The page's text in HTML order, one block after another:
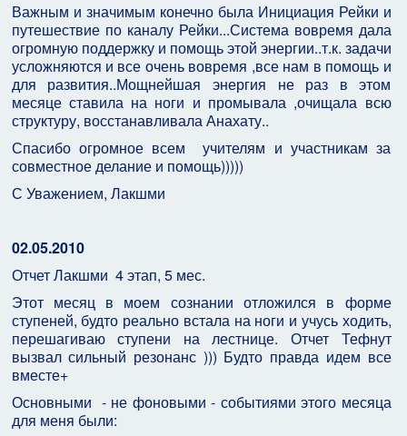
Важным и значимым конечно была Инициация Рейки и
путешествие по каналу Рейки...Система вовремя дала
огромную поддержку и помощь этой энергии..т.к. задачи
усложняются и все очень вовремя ,все нам в помощь и
для развития..Мощнейшая энергия не раз в этом
месяце ставила на ноги и промывала ,очищала всю
структуру, восстанавливала Анахату..
Спасибо огромное всем учителям и участникам за
совместное делание и помощь)))))
С Уважением, Лакшми
02.05.2010
Отчет Лакшми 4 этап, 5 мес.
Этот месяц в моем сознании отложился в форме
ступеней, будто реально встала на ноги и учусь ходить,
перешагиваю ступени на лестнице. Отчет Тефнут
вызвал сильный резонанс ))) Будто правда идем все
вместе+
Основными - не фоновыми - событиями этого месяца
для меня были: